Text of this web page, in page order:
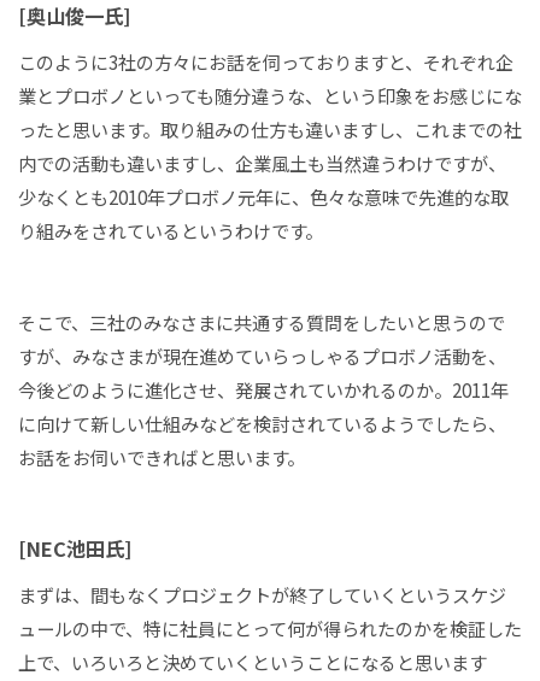
[奥山俊一氏]
このように3社の方々にお話を伺っておりますと、それぞれ企
業とプロボノといっても随分違うな、という印象をお感じにな
ったと思います。取り組みの仕方も違いますし、これまでの社
内での活動も違いますし、企業風土も当然違うわけですが、
少なくとも2010年プロボノ元年に、色々な意味で先進的な取
り組みをされているというわけです。
そこで、三社のみなさまに共通する質問をしたいと思うので
すが、みなさまが現在進めていらっしゃるプロボノ活動を、
今後どのように進化させ、発展されていかれるのか。2011年
に向けて新しい仕組みなどを検討されているようでしたら、
お話をお伺いできればと思います。
[NEC池田氏]
まずは、間もなくプロジェクトが終了していくというスケジ
ュールの中で、特に社員にとって何が得られたのかを検証した
上で、いろいろと決めていくということになると思います